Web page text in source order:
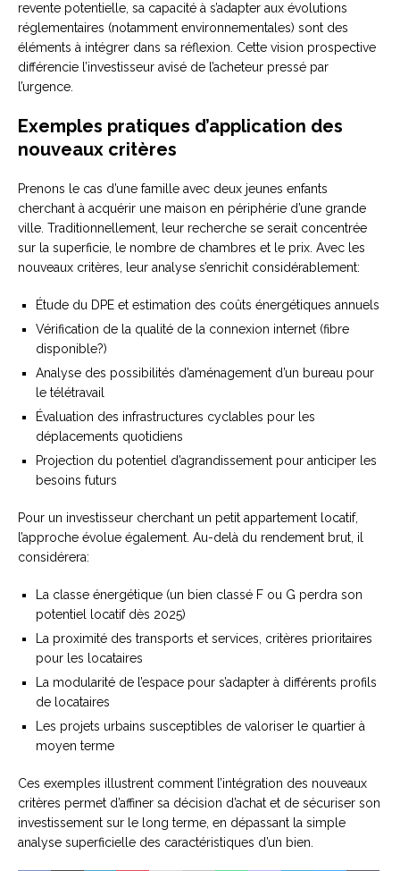
revente potentielle, sa capacité à s’adapter aux évolutions
réglementaires (notamment environnementales) sont des
éléments à intégrer dans sa réflexion. Cette vision prospective
différencie l’investisseur avisé de l’acheteur pressé par
l’urgence.
Exemples pratiques d’application des
nouveaux critères
Prenons le cas d’une famille avec deux jeunes enfants
cherchant à acquérir une maison en périphérie d’une grande
ville. Traditionnellement, leur recherche se serait concentrée
sur la superficie, le nombre de chambres et le prix. Avec les
nouveaux critères, leur analyse s’enrichit considérablement:
Étude du DPE et estimation des coûts énergétiques annuels
Vérification de la qualité de la connexion internet (fibre
disponible?)
Analyse des possibilités d’aménagement d’un bureau pour
le télétravail
Évaluation des infrastructures cyclables pour les
déplacements quotidiens
Projection du potentiel d’agrandissement pour anticiper les
besoins futurs
Pour un investisseur cherchant un petit appartement locatif,
l’approche évolue également. Au-delà du rendement brut, il
considérera:
La classe énergétique (un bien classé F ou G perdra son
potentiel locatif dès 2025)
La proximité des transports et services, critères prioritaires
pour les locataires
La modularité de l’espace pour s’adapter à différents profils
de locataires
Les projets urbains susceptibles de valoriser le quartier à
moyen terme
Ces exemples illustrent comment l’intégration des nouveaux
critères permet d’affiner sa décision d’achat et de sécuriser son
investissement sur le long terme, en dépassant la simple
analyse superficielle des caractéristiques d’un bien.